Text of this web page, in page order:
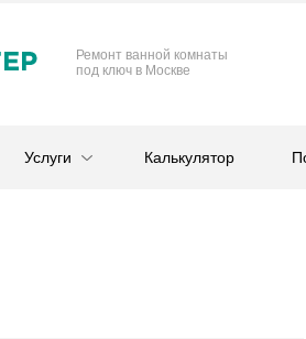
Ремонт ванной комнаты
под ключ в Москве
Услуги Калькулятор